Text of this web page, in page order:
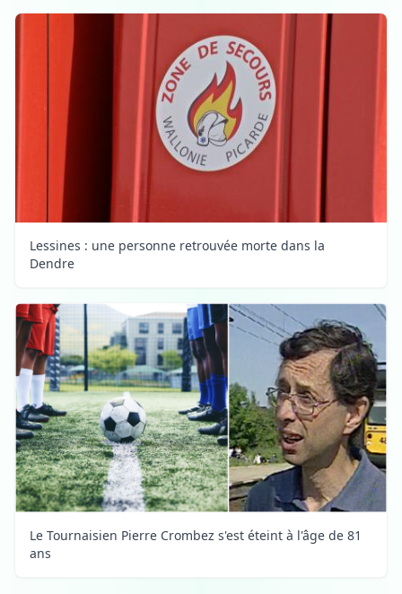
Lessines : une personne retrouvée morte dans la
Dendre
Le Tournaisien Pierre Crombez s'est éteint à l'âge de 81
ans